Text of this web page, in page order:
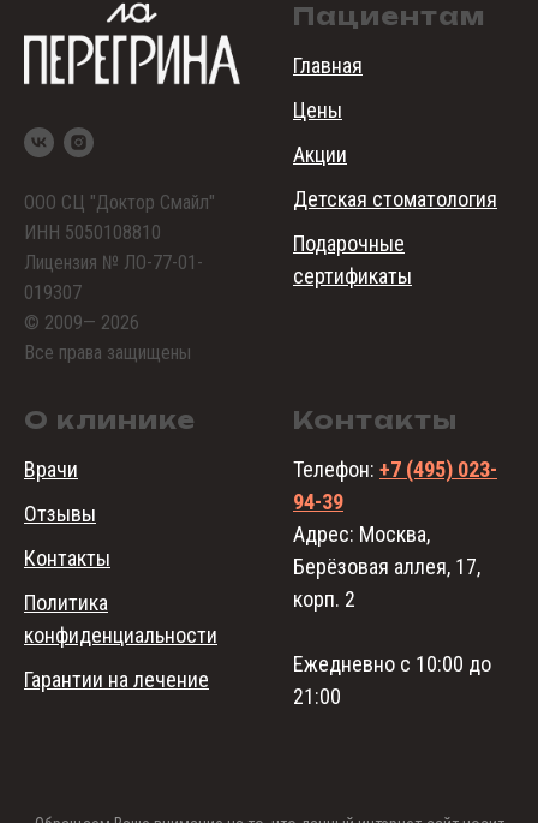
ООО СЦ "Доктор Смайл"
ИНН 5050108810
Лицензия № ЛО-77-01-
019307
© 2009— 2026
Все права защищены
Пациентам
Главная
Цены
Акции
Детская стоматология
Подарочные
сертификаты
О клинике
Врачи
Отзывы
Контакты
Политика
конфиденциальности
Гарантии на лечение
Контакты
Телефон: +7 (495) 023-
94-39
Адрес: Москва,
Берёзовая аллея, 17,
корп. 2
Ежедневно с 10:00 до
21:00